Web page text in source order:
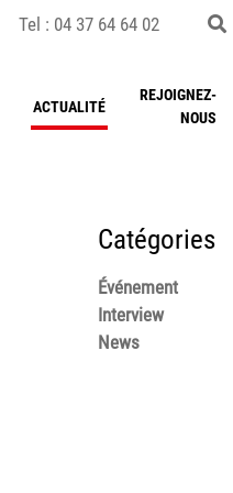
Tel : 04 37 64 64 02
ACTUALITÉ
REJOIGNEZ-
NOUS
Catégories
Événement
Interview
News